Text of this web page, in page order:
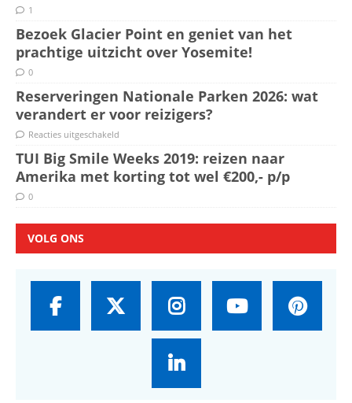
1
Bezoek Glacier Point en geniet van het
prachtige uitzicht over Yosemite!
0
Reserveringen Nationale Parken 2026: wat
verandert er voor reizigers?
Reacties uitgeschakeld
TUI Big Smile Weeks 2019: reizen naar
Amerika met korting tot wel €200,- p/p
0
VOLG ONS